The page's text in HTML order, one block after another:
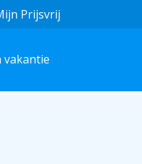
Prijsvrij
vakantie